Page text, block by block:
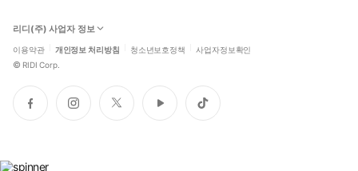
리디(주) 사업자 정보
이용약관 개인정보 처리방침 청소년보호정책 사업자정보확인
© RIDI Corp.
페
이
인
스
트
위
유
튜
틱
톡